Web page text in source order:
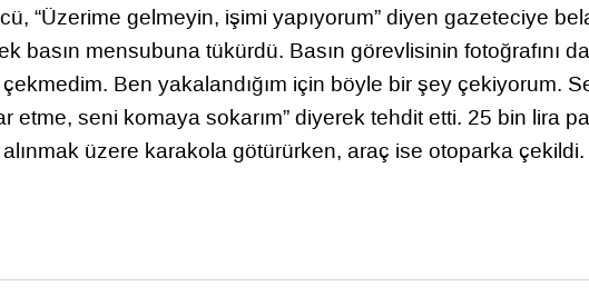
“Üzerime gelmeyin, işimi yapıyorum” diyen gazeteciye
basın mensubuna tükürdü. Basın görevlisinin fotoğrafını
Ben yakalandığım için böyle bir şey çekiyorum.
etme, seni komaya sokarım” diyerek tehdit etti. 25 bin lira
üzere karakola götürürken, araç ise otoparka çekildi.